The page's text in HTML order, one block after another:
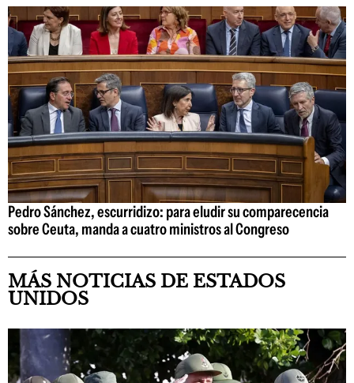
Pedro Sánchez, escurridizo: para eludir su comparecencia
sobre Ceuta, manda a cuatro ministros al Congreso
MÁS NOTICIAS DE ESTADOS
UNIDOS